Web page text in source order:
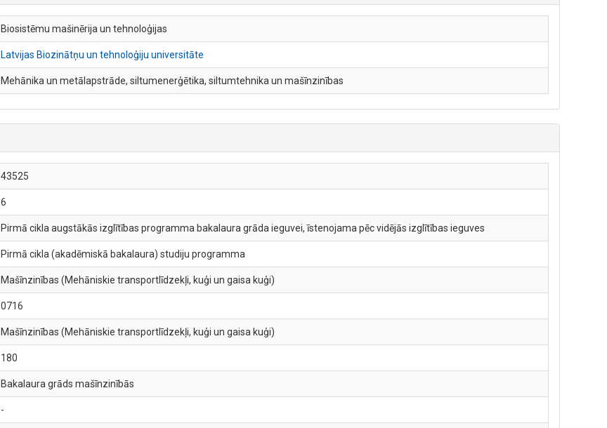
Biosistēmu mašinērija un tehnoloģijas
Latvijas Biozinātņu un tehnoloģiju universitāte
Mehānika un metālapstrāde, siltumenerģētika, siltumtehnika un mašīnzinības
43525
6
Pirmā cikla augstākās izglītības programma bakalaura grāda ieguvei, īstenojama pēc vidējās izglītības ieguves
Pirmā cikla (akadēmiskā bakalaura) studiju programma
Mašīnzinības (Mehāniskie transportlīdzekļi, kuģi un gaisa kuģi)
0716
Mašīnzinības (Mehāniskie transportlīdzekļi, kuģi un gaisa kuģi)
180
Bakalaura grāds mašīnzinībās
-